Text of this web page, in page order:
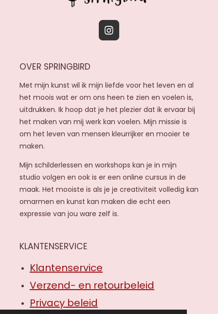
I
a
g
r
a
m
OVER SPRINGBIRD
Met mijn kunst wil ik mijn liefde voor het leven en al
het moois wat er om ons heen te zien en voelen is,
uitdrukken. Ik hoop dat je het plezier dat ik ervaar bij
het maken van mij werk kan voelen. Mijn missie is
om het leven van mensen kleurrijker en mooier te
maken.
Mijn schilderlessen en workshops kan je in mijn
studio volgen en ook is er een online cursus in de
maak. Het mooiste is als je je creativiteit volledig kan
omarmen en kunst kan maken die echt een
expressie van jou ware zelf is.
KLANTENSERVICE
Klantenservice
Verzend- en retourbeleid
Privacy beleid